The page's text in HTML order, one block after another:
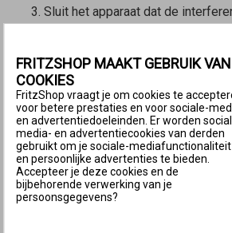
Sluit het apparaat dat de
voeding (actieve USB-hub) aan
Als het probleem ook optreedt
hub gebruikt, vervang dan dit
4 Filesharingsoftware
De volgende stappen zijn alleen
filesharingsoftware gebruikt
BitTorrent):
FRITZSHOP MAAKT GEBRUIK VAN
COOKIES
FritzShop vraagt je om cookies te
voor betere prestaties en voor sociale-
en advertentiedoeleinden. Er worden
media- en advertentiecookies van derden
gebruikt om je sociale-mediafunctionaliteit
en persoonlijke advertenties te bieden.
Accepteer je deze cookies en de
bijbehorende verwerking van je
persoonsgegevens?